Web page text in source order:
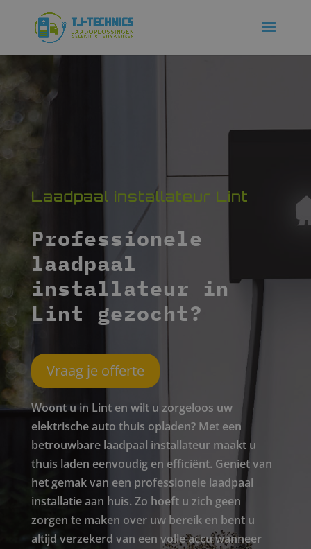
Laadpaal installateur Lint
Professionele
laadpaal
installateur in
Lint gezocht?
Vraag je offerte
Woont u in Lint en wilt u zorgeloos uw
elektrische auto thuis opladen? Met een
betrouwbare laadpaal installateur maakt u
thuis laden eenvoudig en efficiënt. Geniet van
het gemak van een professionele laadpaal
installatie aan huis. Zo hoeft u zich geen
zorgen te maken over uw bereik en bent u
altijd verzekerd van een volle accu wanneer